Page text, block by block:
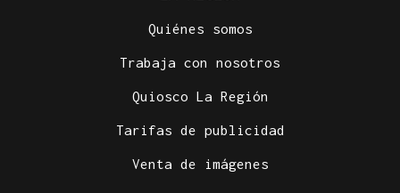
Quiénes somos
Trabaja con nosotros
Quiosco La Región
Tarifas de publicidad
Venta de imágenes